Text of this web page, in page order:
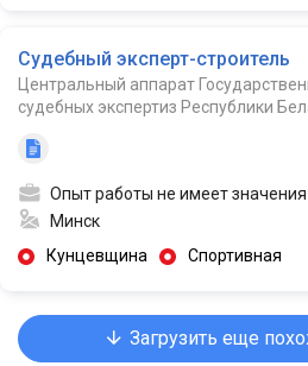
Судебный эксперт-строитель
Центральный аппарат
судебных экспертиз Республики
Опыт работы не имеет значения
Минск
Кунцевщина
Спортивная
Загрузить еще